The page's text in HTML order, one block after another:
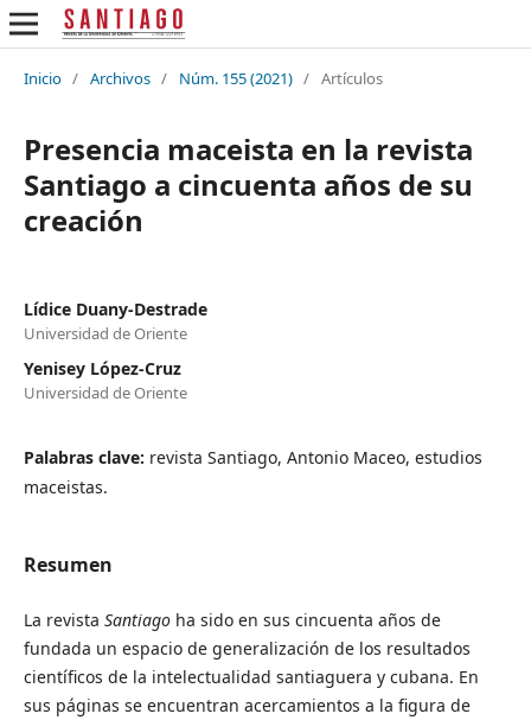
Inicio / Archivos / Núm. 155 (2021) / Artículos
Presencia maceista en la revista
Santiago a cincuenta años de su
creación
Lídice Duany-Destrade
Universidad de Oriente
Yenisey López-Cruz
Universidad de Oriente
Palabras clave: revista Santiago, Antonio Maceo, estudios
maceistas.
Resumen
La revista Santiago ha sido en sus cincuenta años de
fundada un espacio de generalización de los resultados
científicos de la intelectualidad santiaguera y cubana. En
sus páginas se encuentran acercamientos a la figura de